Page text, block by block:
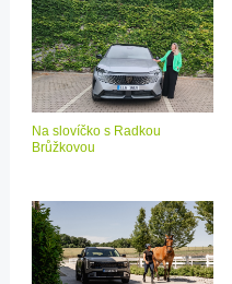
Na slovíčko s Radkou
Brůžkovou